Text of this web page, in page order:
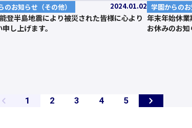
のお知らせ（その他） 2024.01.02
登半島地震により被災された皆様に心より
し上げます。
学園からの
年末年始休
お休みのお知
1 2 3 4 5